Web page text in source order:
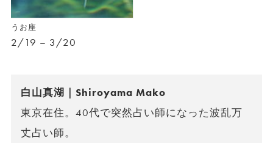
うお座
2/19 – 3/20
白山真湖｜Shiroyama Mako
東京在住。40代で突然占い師になった波乱万
丈占い師。